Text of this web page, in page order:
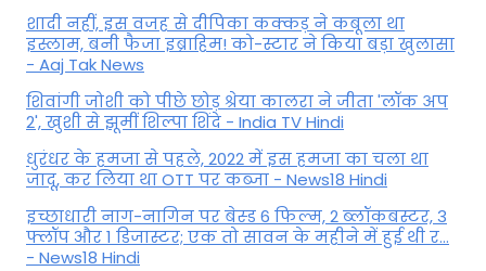
शादी नहीं, इस वजह से दीपिका कक्कड़ ने कबूला था
इस्लाम, बनी फैजा इब्राहिम! को-स्टार ने किया बड़ा खुलासा
- Aaj Tak News
शिवांगी जोशी को पीछे छोड़ श्रेया कालरा ने जीता 'लॉक अप
2', खुशी से झूमीं शिल्पा शिंदे - India TV Hindi
धुरंधर के हमजा से पहले, 2022 में इस हमजा का चला था
जादू, कर लिया था OTT पर कब्जा - News18 Hindi
इच्छाधारी नाग-नागिन पर बेस्ड 6 फिल्म, 2 ब्लॉकबस्टर, 3
फ्लॉप और 1 डिजास्टर; एक तो सावन के महीने में हुई थी र...
- News18 Hindi